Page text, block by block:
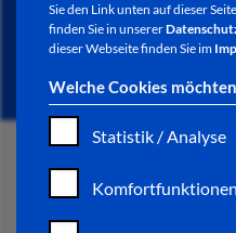
Sie den Link unten auf dieser
finden Sie in unserer
dieser Webseite finden Sie im
Welche Cookies
Statistik / Analyse
Komfortfunktionen
NEWSLETTER
START